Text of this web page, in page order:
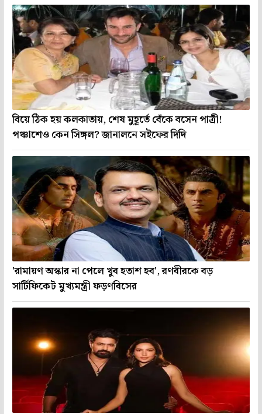
বিয়ে ঠিক হয় কলকাতায়, শেষ মুহূর্তে বেঁকে বসেন পাত্রী!
পঞ্চাশেও কেন সিঙ্গল? জানালনে সইফের দিদি
'রামায়ণ অস্কার না পেলে খুব হতাশ হব', রণবীরকে বড়
সার্টিফিকেট মুখ্যমন্ত্রী ফড়ণবিসের